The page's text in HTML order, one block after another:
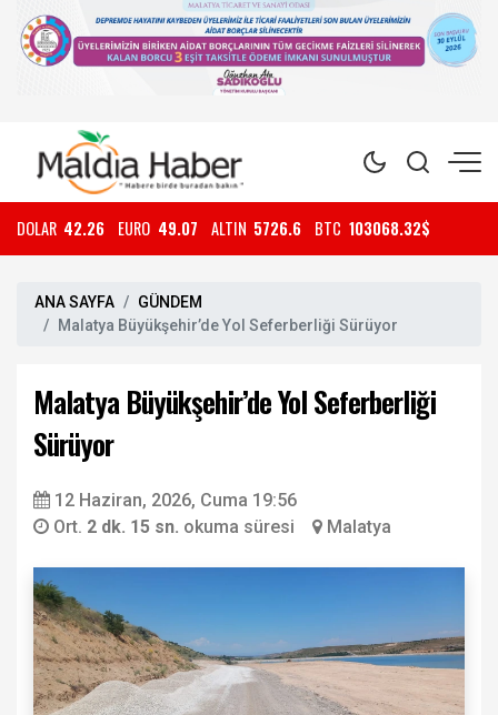
DOLAR 42.26 EURO 49.07 ALTIN 5726.6 BTC 103068.32$
ANA SAYFA
GÜNDEM
Malatya Büyükşehir’de Yol Seferberliği Sürüyor
Malatya Büyükşehir’de Yol Seferberliği
Sürüyor
12 Haziran, 2026, Cuma 19:56
Ort. 2 dk. 15 sn. okuma süresi Malatya